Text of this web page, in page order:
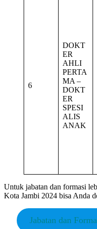
6
DOKT
ER
AHLI
PERTA
MA –
DOKT
ER
SPESI
ALIS
ANAK
Untuk jabatan dan formasi
Kota Jambi 2024 bisa Anda
Jabatan dan